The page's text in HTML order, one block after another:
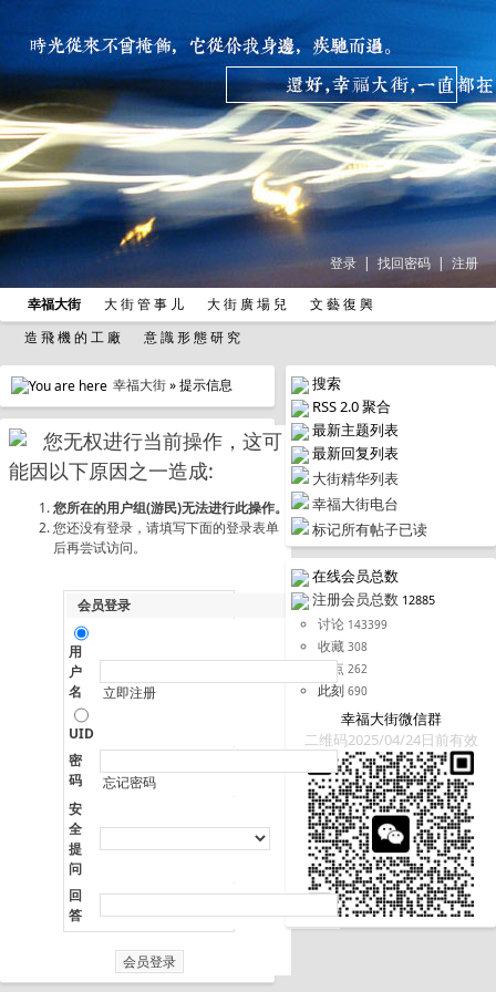
登录 | 找回密码 | 注册
幸福大街 大 街 管 事 儿 大 街 廣 場 兒
文 藝 復 興
造 飛 機 的 工 廠
意 識 形 態 研 究
搜索
RSS 2.0 聚合
最新主题列表
最新回复列表
大街精华列表
幸福大街电台
标记所有帖子已读
在线会员总数
注册会员总数 12885
讨论 143399
收藏 308
据点 262
此刻 690
幸福大街微信群
二维码2025/04/24日前有效
幸福大街» 提示信息
您无权进行当前操作，这可
能因以下原因之一造成:
您所在的用户组(游民)无法进行此操作。
您还没有登录，请填写下面的登录表单
后再尝试访问。
会员登录
用
户
名
UID
立即注册
密
码
忘记密码
安
全
提
问
回
答